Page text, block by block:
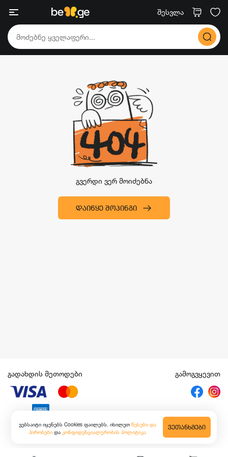
შესვლა
გვერდი ვერ მოიძებნა
ᲓᲐᲘᲬᲧᲔ ᲨᲝᲞᲘᲜᲒᲘ
ვებსაიტი იყენებს Cookies ფაილებს. იხილეთ წესები და
პირობები და კონფიდენციალურობის პოლიტიკა
ᲕᲔᲗᲐᲜᲮᲛᲔᲑᲘ
გადახდის მეთოდები გამოგვყევით